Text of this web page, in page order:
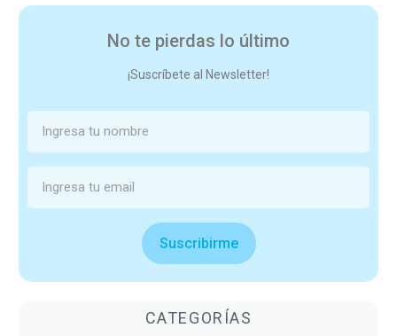
No te pierdas lo último
¡Suscríbete al Newsletter!
Suscribirme
CATEGORÍAS